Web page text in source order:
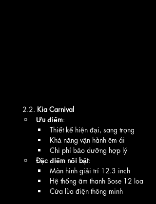
2.2. Kia Carnival
Ưu điểm:
Thiết kế hiện đại, sang trọng
Khả năng vận hành êm ái
Chi phí bảo dưỡng hợp lý
Đặc điểm nổi bật:
Màn hình giải trí 12.3 inch
Hệ thống âm thanh Bose 12 loa
Cửa lùa điện thông minh